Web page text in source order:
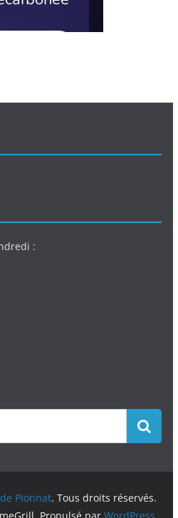
:
Pionnat. Tous droits réservés.
Propulsé parWordPress